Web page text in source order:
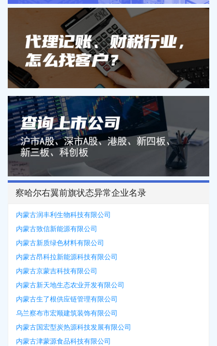
察哈尔右翼前旗状态异常企业名录
内蒙古润丰利生物科技有限公司
内蒙古致信新能源有限公司
内蒙古新质绿色材料有限公司
内蒙古昂科拉新能源科技有限公司
内蒙古京蒙吉科技有限公司
内蒙古新天地生态农业开发有限公司
内蒙古生了根供应链管理有限公司
乌兰察布市宏顺建筑装饰有限公司
内蒙古国宏型炭热源科技发展有限公司
内蒙古津蒙源食品科技有限公司